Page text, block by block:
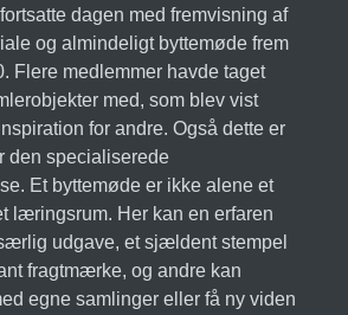
dagen med fremvisning af
og almindeligt byttemøde frem
Flere medlemmer havde taget
med, som blev vist
for andre. Også dette er
den specialiserede
Et byttemøde er ikke alene et
læringsrum. Her kan en erfaren
udgave, et sjældent stempel
fragtmærke, og andre kan
egne samlinger eller få ny viden